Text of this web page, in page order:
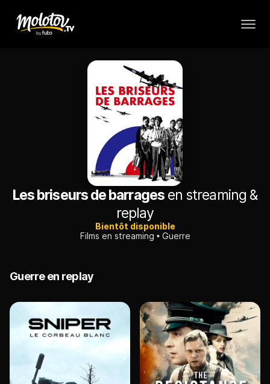
Les briseurs de barragesen streaming &
replay
Bientôt disponible
Films en streaming
Guerre
Guerre en replay